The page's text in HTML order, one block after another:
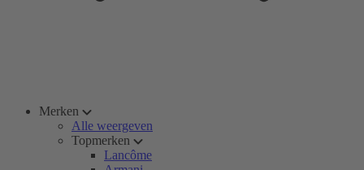
Merken
Alle weergeven
Topmerken
Lancôme